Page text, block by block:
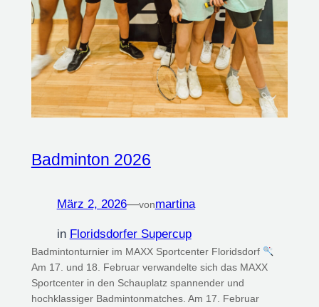
Badminton 2026
März 2, 2026—vonmartina
in Floridsdorfer Supercup
Badmintonturnier im MAXX Sportcenter Floridsdorf
Am 17. und 18. Februar verwandelte sich das MAXX
Sportcenter in den Schauplatz spannender und
hochklassiger Badmintonmatches. Am 17. Februar